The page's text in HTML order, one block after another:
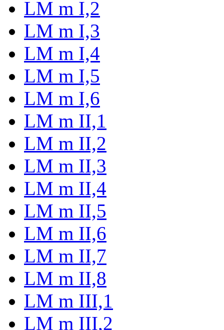
LM m I,2
LM m I,3
LM m I,4
LM m I,5
LM m I,6
LM m II,1
LM m II,2
LM m II,3
LM m II,4
LM m II,5
LM m II,6
LM m II,7
LM m II,8
LM m III,1
LM m III,2